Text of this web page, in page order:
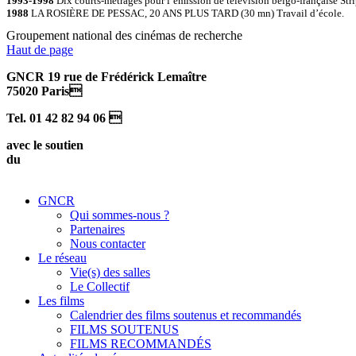
1988 LA ROSIÈRE DE PESSAC, 20 ANS PLUS TARD (30 mn) Travail d’école.
Groupement national des cinémas de recherche
Haut de page
GNCR 19 rue de Frédérick Lemaître
75020 Paris
Tel. 01 42 82 94 06 
avec le soutien
du
GNCR
Qui sommes-nous ?
Partenaires
Nous contacter
Le réseau
Vie(s) des salles
Le Collectif
Les films
Calendrier des films soutenus et recommandés
FILMS SOUTENUS
FILMS RECOMMANDÉS